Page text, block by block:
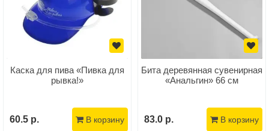
Каска для пива «Пивка для
рывка!»
60.5 р. В корзину
Бита деревянная сувенирная
«Анальгин» 66 см
83.0 р. В корзину